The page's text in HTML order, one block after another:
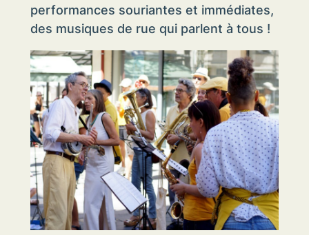
performances souriantes et immédiates,
des musiques de rue qui parlent à tous !